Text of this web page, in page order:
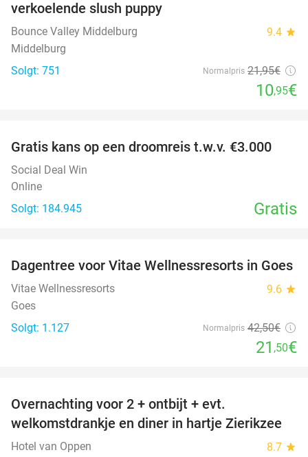
verkoelende slush puppy
Bounce Valley Middelburg 9.4 star
Middelburg
Solgt: 751
Normalpris 21,95€
10,95€
Gratis kans op een droomreis t.w.v. €3.000
Social Deal Win
Online
Solgt: 184.945
Gratis
49%
Dagentree voor Vitae Wellnessresorts in Goes
Vitae Wellnessresorts 9.6 star
Goes
Solgt: 1.127
Normalpris 42,50€
21 ,50€
Overnachting voor 2 + ontbijt + evt.
welkomstdrankje en diner in hartje Zierikzee
Hotel van Oppen 8.7 star